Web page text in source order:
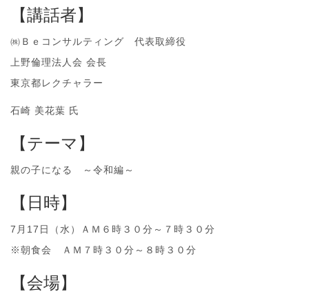
【講話者】
㈱Ｂｅコンサルティング 代表取締役
上野倫理法人会 会長
東京都レクチャラー
石崎 美花葉 氏
【テーマ】
親の子になる ～令和編～
【日時】
7月17日（水）ＡＭ６時３０分～７時３０分
※朝食会 ＡＭ７時３０分～８時３０分
【会場】